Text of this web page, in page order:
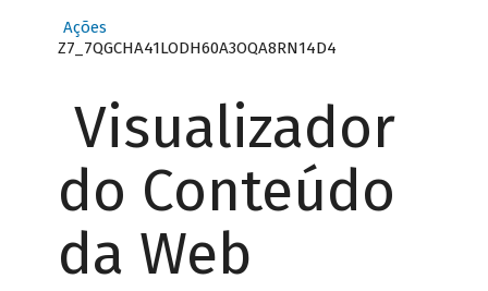
Ações
Z7_7QGCHA41LODH60A3OQA8RN14D4
Visualizador
do Conteúdo
da Web